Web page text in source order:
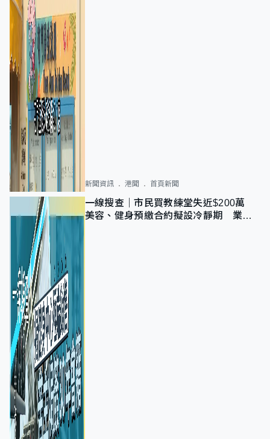
新聞資訊 港聞 首頁新聞
一線搜查｜市民買教練堂失近$200萬
美容、健身預繳合約擬設冷靜期 業界